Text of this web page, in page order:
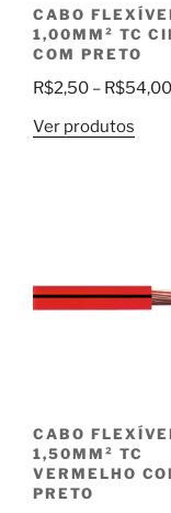
CABO
1,00MM² TC
COM PRETO
R$2,50 – R$54,00
Ver produtos
CABO
1,50MM² TC
VERMELHO
PRETO